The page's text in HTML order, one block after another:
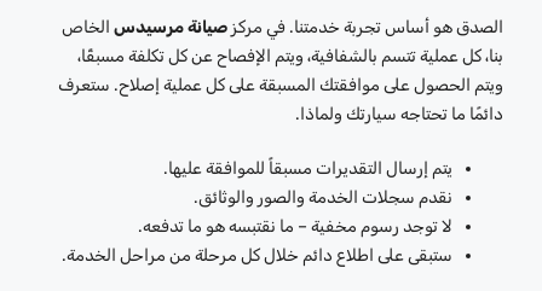
الصدق هو أساس تجربة خدمتنا. في مركزصيانة مرسيدس الخاص
بنا، كل عملية تتسم بالشفافية، ويتم الإفصاح عن كل تكلفة مسبقًا،
ويتم الحصول على موافقتك المسبقة على كل عملية إصلاح. ستعرف
دائمًا ما تحتاجه سيارتك ولماذا.
يتم إرسال التقديرات مسبقاً للموافقة عليها.
نقدم سجلات الخدمة والصور والوثائق.
لا توجد رسوم مخفية – ما نقتبسه هو ما تدفعه.
ستبقى على اطلاع دائم خلال كل مرحلة من مراحل الخدمة.